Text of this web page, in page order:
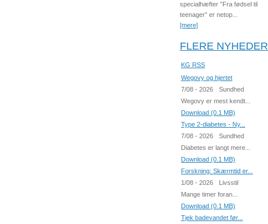
specialhæfter ”Fra fødsel til
teenager” er netop...
[mere]
FLERE NYHEDER
KG RSS
Wegovy og hjertet
7/08 - 2026
Sundhed
Wegovy er mest kendt...
Download (0.1 MB)
Type 2-diabetes - Ny...
7/08 - 2026
Sundhed
Diabetes er langt mere...
Download (0.1 MB)
Forskning: Skærmtid er...
1/08 - 2026
Livsstil
Mange timer foran...
Download (0.1 MB)
Tjek badevandet før...